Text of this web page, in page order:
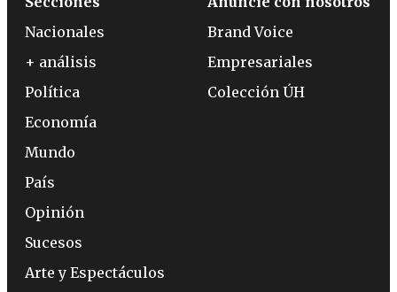
Nacionales
+ análisis
Política
Economía
Mundo
País
Opinión
Sucesos
Arte y Espectáculos
Brand Voice
Empresariales
Colección ÚH